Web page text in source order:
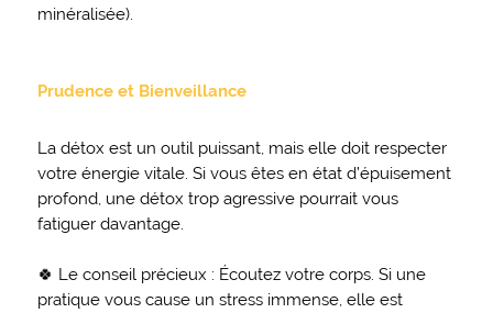
minéralisée).
Prudence et Bienveillance
La détox est un outil puissant, mais elle doit respecter
votre énergie vitale. Si vous êtes en état d’épuisement
profond, une détox trop agressive pourrait vous
fatiguer davantage.
🍀 Le conseil précieux : Écoutez votre corps. Si une
pratique vous cause un stress immense, elle est